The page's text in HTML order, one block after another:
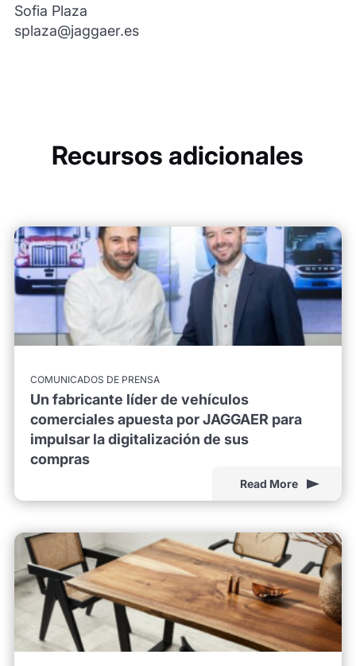
Sofia Plaza
splaza@jaggaer.es
Recursos adicionales
COMUNICADOS DE PRENSA
Un fabricante líder de vehículos
comerciales apuesta por JAGGAER para
impulsar la digitalización de sus
compras
Read More